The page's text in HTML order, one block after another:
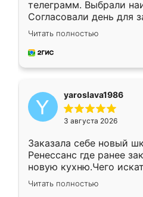
телеграмм. Выбрали
Согласовали день для
недели кухня была уже
довольны работой.
мебель за качественную
Читать полностью
yaroslava1986
3 августа 2026
Заказала себе новый
Ренессанс где ранее
новую кухню.Чего
вполне довольна.
два года, нареканий нет.
Читать полностью